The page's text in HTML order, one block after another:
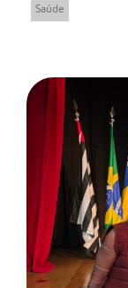
Saúde